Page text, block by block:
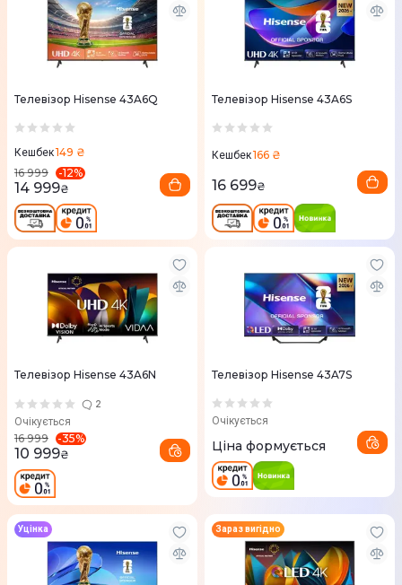
Телевізор Hisense 43A6Q
Кешбек149 ₴
16 999
-12%
14 999₴
Телевізор Hisense 43A6S
Кешбек166 ₴
16 699₴
Телевізор Hisense 43A6N
2
Очікується
16 999 -35%
10 999₴
Телевізор Hisense 43A7S
Очікується
Ціна формується
Уцінка Зараз вигідно